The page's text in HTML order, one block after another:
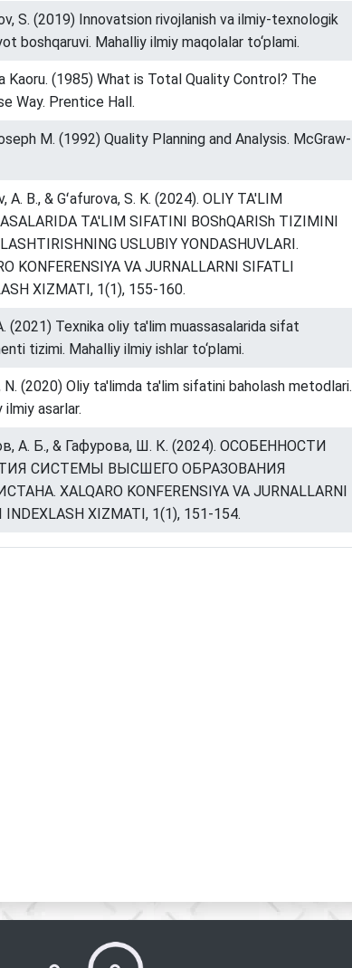
S. (2019) Innovatsion rivojlanish va ilmiy-texnologik
boshqaruvi. Mahalliy ilmiy maqolalar to‘plami.
Kaoru. (1985) What is Total Quality Control? The
Way. Prentice Hall.
M. (1992) Quality Planning and Analysis. McGraw-
A. B., & Gʻafurova, S. K. (2024). OLIY TA'LIM
TA'LIM SIFATINI BOShQARISh TIZIMINI
USLUBIY YONDASHUVLARI.
KONFERENSIYA VA JURNALLARNI SIFATLI
XIZMATI, 1(1), 155-160.
(2021) Texnika oliy ta'lim muassasalarida sifat
tizimi. Mahalliy ilmiy ishlar to‘plami.
N. (2020) Oliy ta'limda ta'lim sifatini baholash metodlari.
ilmiy asarlar.
А. Б., & Гафурова, Ш. К. (2024). ОСОБЕННОСТИ
СИСТЕМЫ ВЫСШЕГО ОБРАЗОВАНИЯ
XALQARO KONFERENSIYA VA JURNALLARNI
INDEXLASH XIZMATI, 1(1), 151-154.